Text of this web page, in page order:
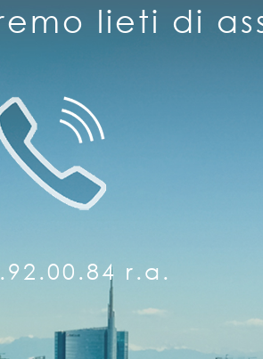
lieti di
r.a.